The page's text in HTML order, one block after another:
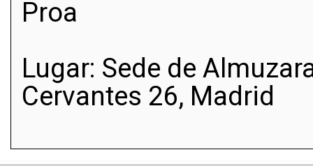
Proa
Lugar: Sede de
Cervantes 26, Madrid